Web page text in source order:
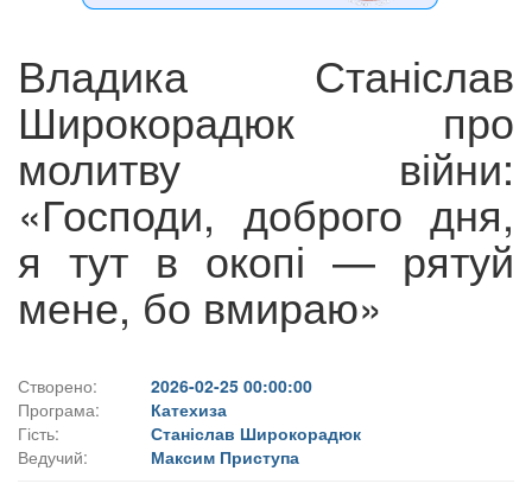
Владика Станіслав
Широкорадюк про
молитву війни:
«Господи, доброго дня,
я тут в окопі — рятуй
мене, бо вмираю»
Створено:
2026-02-25 00:00:00
Програма:
Катехиза
Гість:
Станіслав Широкорадюк
Ведучий:
Максим Приступа